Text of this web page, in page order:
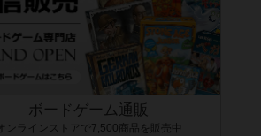
ボードゲーム通販
オンラインストアで7,500商品を販売中